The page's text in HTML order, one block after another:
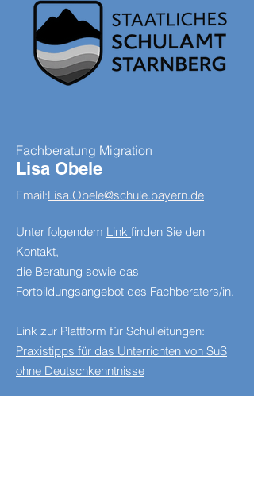
Fachberatung Migration
Lisa Obele
Email:Lisa.Obele@schule.bayern.de
Unter folgendem Link finden Sie den
Kontakt,
die Beratung sowie das
Fortbildungsangebot des Fachberaters/in.
Link zur Plattform für Schulleitungen:
Praxistipps für das Unterrichten von SuS
ohne Deutschkenntnisse